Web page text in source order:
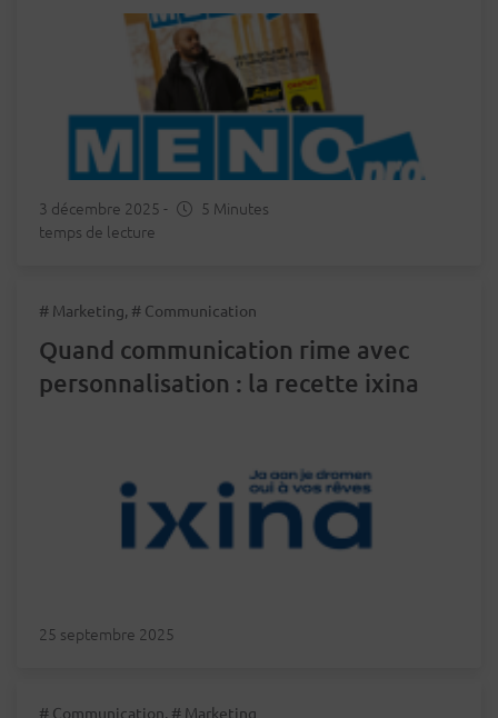
3 décembre 2025 -
5 Minutes
temps de lecture
# Marketing, # Communication
Quand communication rime avec
personnalisation : la recette ixina
25 septembre 2025
# Communication, # Marketing